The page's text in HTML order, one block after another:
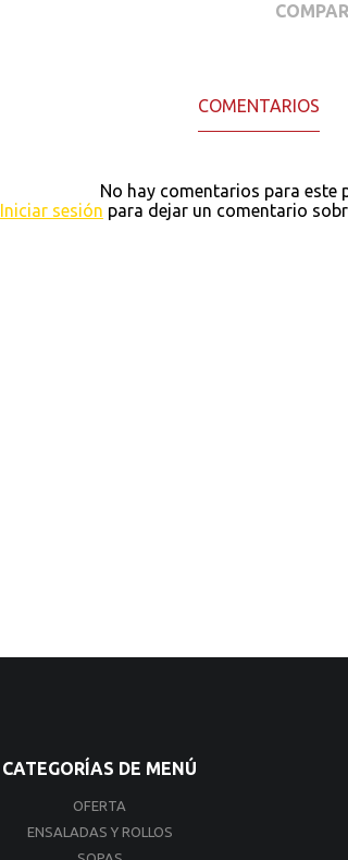
COMENTARIOS
No hay comentarios para este
Iniciar sesión para dejar un comentario
CATEGORÍAS DE MENÚ
OFERTA
ENSALADAS Y ROLLOS